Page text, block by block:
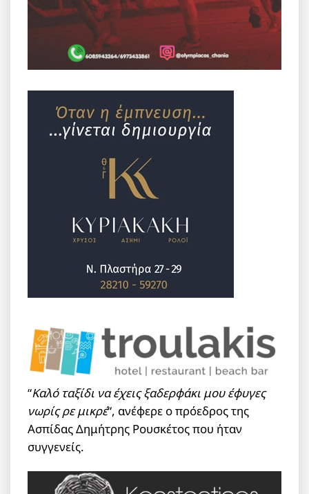
“Καλό ταξίδι να έχεις ξαδερφάκι μου έφυγες
νωρίς ρε μικρέ“, ανέφερε ο πρόεδρος της
Ασπίδας Δημήτρης Ρουσκέτος που ήταν
συγγενείς.